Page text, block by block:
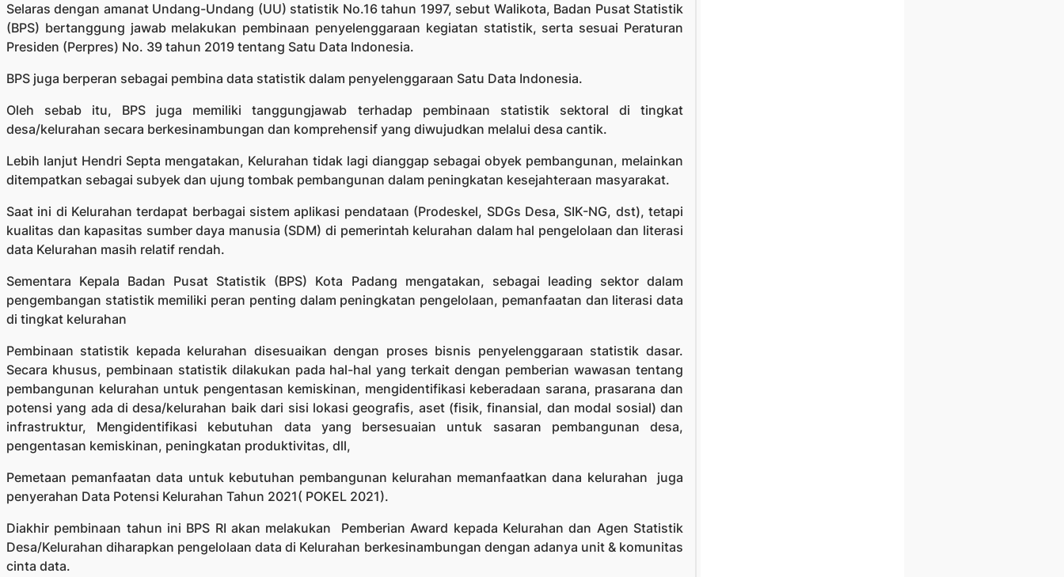
Selaras dengan amanat Undang-Undang (UU) statistik No.16 tahun 1997, sebut Walikota, Badan Pusat Statistik
(BPS) bertanggung jawab melakukan pembinaan penyelenggaraan kegiatan statistik, serta sesuai Peraturan
Presiden (Perpres) No. 39 tahun 2019 tentang Satu Data Indonesia.
BPS juga berperan sebagai pembina data statistik dalam penyelenggaraan Satu Data Indonesia.
Oleh sebab itu, BPS juga memiliki tanggungjawab terhadap pembinaan statistik sektoral di tingkat
desa/kelurahan secara berkesinambungan dan komprehensif yang diwujudkan melalui desa cantik.
Lebih lanjut Hendri Septa mengatakan, Kelurahan tidak lagi dianggap sebagai obyek pembangunan, melainkan
ditempatkan sebagai subyek dan ujung tombak pembangunan dalam peningkatan kesejahteraan masyarakat.
Saat ini di Kelurahan terdapat berbagai sistem aplikasi pendataan (Prodeskel, SDGs Desa, SIK-NG, dst), tetapi
kualitas dan kapasitas sumber daya manusia (SDM) di pemerintah kelurahan dalam hal pengelolaan dan literasi
data Kelurahan masih relatif rendah.
Sementara Kepala Badan Pusat Statistik (BPS) Kota Padang mengatakan, sebagai leading sektor dalam
pengembangan statistik memiliki peran penting dalam peningkatan pengelolaan, pemanfaatan dan literasi data
di tingkat kelurahan
Pembinaan statistik kepada kelurahan disesuaikan dengan proses bisnis penyelenggaraan statistik dasar.
Secara khusus, pembinaan statistik dilakukan pada hal-hal yang terkait dengan pemberian wawasan tentang
pembangunan kelurahan untuk pengentasan kemiskinan, mengidentifikasi keberadaan sarana, prasarana dan
potensi yang ada di desa/kelurahan baik dari sisi lokasi geografis, aset (fisik, finansial, dan modal sosial) dan
infrastruktur, Mengidentifikasi kebutuhan data yang bersesuaian untuk sasaran pembangunan desa,
pengentasan kemiskinan, peningkatan produktivitas, dll,
Pemetaan pemanfaatan data untuk kebutuhan pembangunan kelurahan memanfaatkan dana kelurahan juga
penyerahan Data Potensi Kelurahan Tahun 2021( POKEL 2021).
Diakhir pembinaan tahun ini BPS RI akan melakukan Pemberian Award kepada Kelurahan dan Agen Statistik
Desa/Kelurahan diharapkan pengelolaan data di Kelurahan berkesinambungan dengan adanya unit & komunitas
cinta data.